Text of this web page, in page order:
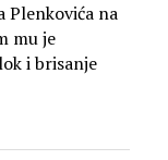
Plenkovića na
mu je
i brisanje